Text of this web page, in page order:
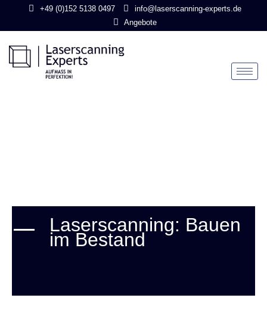
+49 (0)152 5138 0497
info@laserscanning-experts.de
Angebote
Laserscanning: Bauen
im Bestand